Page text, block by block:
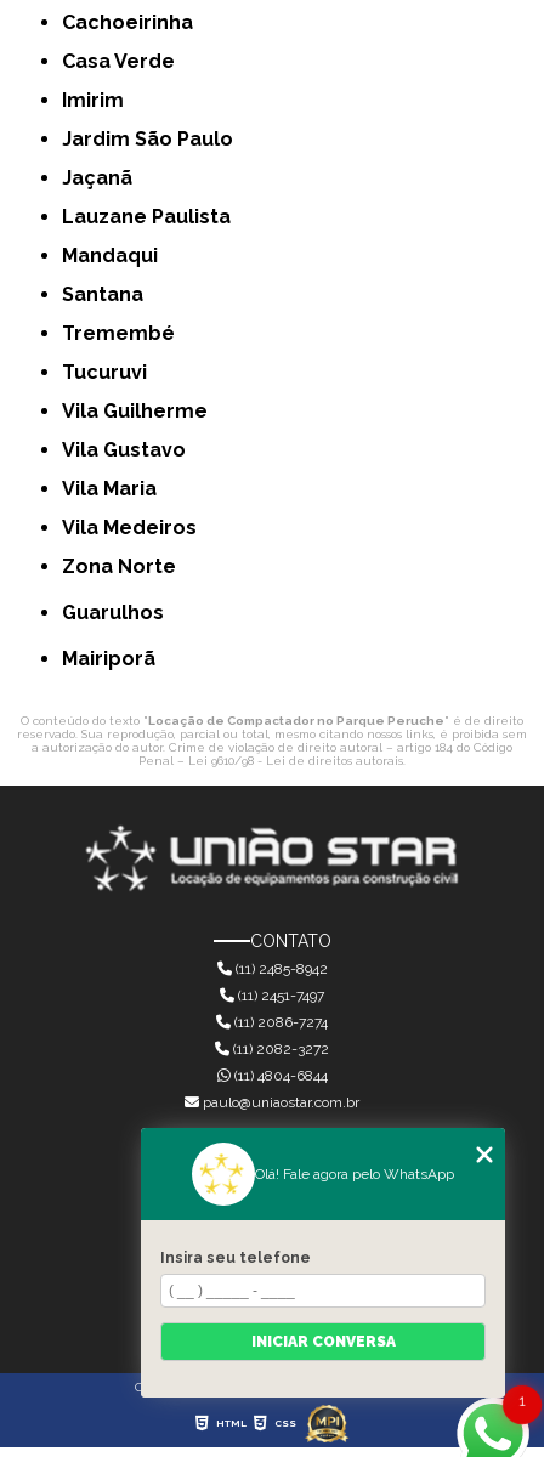
Cachoeirinha
Casa Verde
Imirim
Jardim São Paulo
Jaçanã
Lauzane Paulista
Mandaqui
Santana
Tremembé
Tucuruvi
Vila Guilherme
Vila Gustavo
Vila Maria
Vila Medeiros
Zona Norte
Guarulhos
Mairiporã
O conteúdo do texto "Locação de Compactador no Parque Peruche" é de direito
reservado. Sua reprodução, parcial ou total, mesmo citando nossos links, é proibida sem
a autorização do autor. Crime de violação de direito autoral – artigo 184 do Código
Penal – Lei 9610/98 - Lei de direitos autorais
CONTATO
(11) 2485-8942
(11) 2451-7497
(11) 2086-7274
(11) 4804-6844
(11) 2082-3272
paulo@uniaostar.com.br
MENU
QUEM SOMOS
SERVIÇOS
CONTATO
CATEGORIAS
MAPA DO SITE
Copyright © União Star. (Lei 9610 de 19/02/1998)
HTML CSS
1
Olá! Fale agora pelo WhatsApp
Insira seu telefone
INICIAR CONVERSA